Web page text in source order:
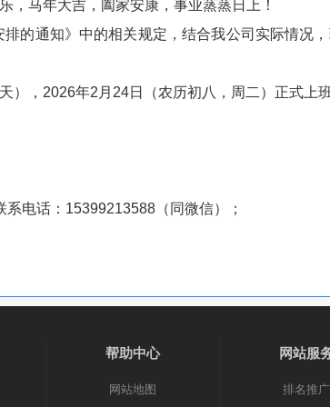
，马年大吉，阖家安康，事业蒸蒸日上！
通知》中的相关规定，结合我公司实际情况，
2026年2月24日（农历初八，周二）正式上班
话：15399213588（同微信）；
帮助中心
网站地图
网站服
排名推广